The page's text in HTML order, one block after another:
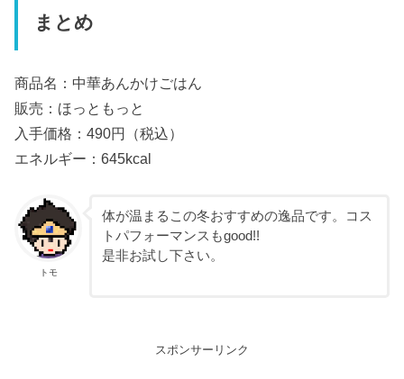
まとめ
商品名：中華あんかけごはん
販売：ほっともっと
入手価格：490円（税込）
エネルギー：645kcal
トモ
体が温まるこの冬おすすめの逸品です。コス
トパフォーマンスもgood!!
是非お試し下さい。
スポンサーリンク